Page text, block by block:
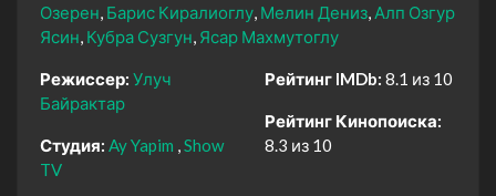
Озерен Барис Киралиоглу Мелин Дениз Алп Озгур
Ясин Кубра Сузгун Ясар Махмутоглу
Режиссер: Улуч
Байрактар
Студия: Ay Yapim Show
TV
Рейтинг IMDb: 8.1 из 10
Рейтинг Кинопоиска:
8.3 из 10